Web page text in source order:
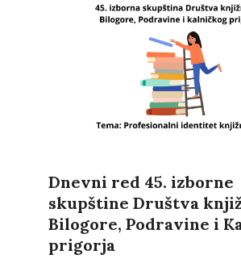
Dnevni red 45. izborne
skupštine Društva
Bilogore, Podravine i
prigorja